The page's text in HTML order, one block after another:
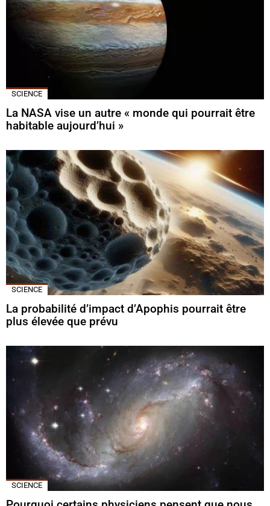
SCIENCE
La NASA vise un autre « monde qui pourrait être
habitable aujourd’hui »
SCIENCE
La probabilité d’impact d’Apophis pourrait être
plus élevée que prévu
SCIENCE